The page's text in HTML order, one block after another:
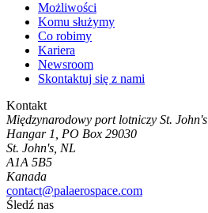
Możliwości
Komu służymy
Co robimy
Kariera
Newsroom
Skontaktuj się z nami
Kontakt
Międzynarodowy port lotniczy St. John's
Hangar 1, PO Box 29030
St. John's, NL
A1A 5B5
Kanada
contact@palaerospace.com
Śledź nas